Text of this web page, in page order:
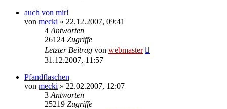
auch von mir!
von mecki » 22.12.2007, 09:41
4 Antworten
26124 Zugriffe
Letzter Beitrag von webmaster
31.12.2007, 11:57
Pfandflaschen
von mecki » 22.02.2007, 12:07
3 Antworten
25219 Zugriffe